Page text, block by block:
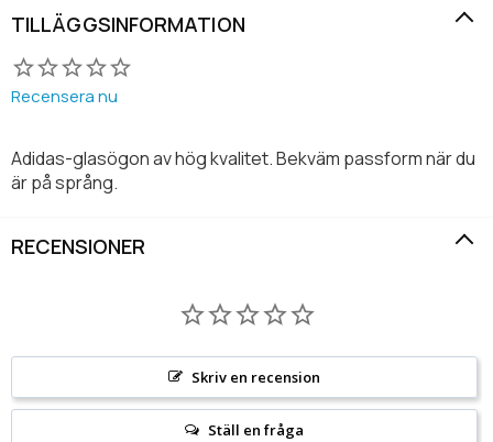
TILLÄGGSINFORMATION
Recensera nu
Adidas-glasögon av hög kvalitet. Bekväm passform när du
är på språng.
RECENSIONER
Skriv en recension
Ställ en fråga